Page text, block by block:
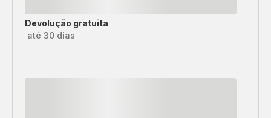
Devolução gratuita
até 30 dias